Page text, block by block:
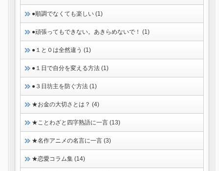
●順調でなくても楽しい (1)
●頑張ってもできない。あきらめないで！ (1)
●１と０は全然違う (1)
●１日で自分を変える方法 (1)
●３日坊主を防ぐ方法 (1)
★お金の大切さとは？ (4)
★ことわざと四字熟語に一言 (13)
★名作アニメの名言に一言 (3)
★恋愛コラム集 (14)